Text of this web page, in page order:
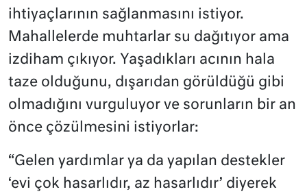
ihtiyaçlarının sağlanmasını istiyor.
Mahallelerde muhtarlar su dağıtıyor ama
izdiham çıkıyor. Yaşadıkları acının hala
taze olduğunu, dışarıdan görüldüğü gibi
olmadığını vurguluyor ve sorunların bir an
önce çözülmesini istiyorlar:
“Gelen yardımlar ya da yapılan destekler
‘evi çok hasarlıdır, az hasarlıdır’ diyerek